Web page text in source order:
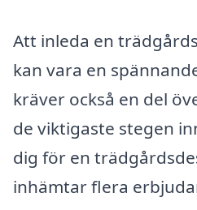
Att inleda en
kan vara en
kräver också en del
de viktigaste stegen
dig för en
inhämtar flera